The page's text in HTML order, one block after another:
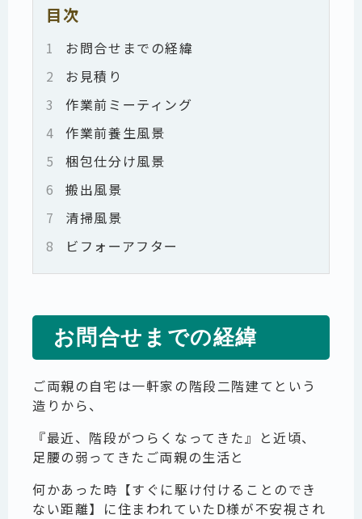
目次
1
お問合せまでの経緯
2
お見積り
3
作業前ミーティング
4
作業前養生風景
5
梱包仕分け風景
6
搬出風景
7
清掃風景
8
ビフォーアフター
お問合せまでの経緯
ご両親の自宅は一軒家の階段二階建てという
造りから、
『最近、階段がつらくなってきた』と近頃、
足腰の弱ってきたご両親の生活と
何かあった時【すぐに駆け付けることのでき
ない距離】に住まわれていたD様が不安視され